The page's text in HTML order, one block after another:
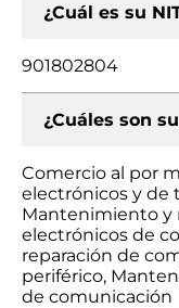
¿Cuál es su
901802804
¿Cuáles son
Comercio al por
electrónicos y de
Mantenimiento y
electrónicos de
reparación de
periférico,
de comunicación